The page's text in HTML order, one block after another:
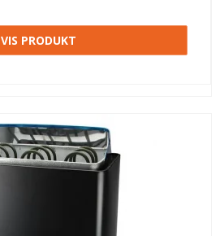
VIS PRODUKT